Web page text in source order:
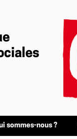
sommes-nous ?